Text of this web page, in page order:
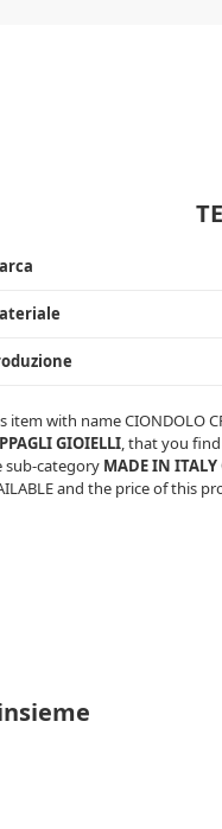
item with nameCIONDOLO
GIOIELLI, that you
sub-category MADE IN ITALY
and the price of this